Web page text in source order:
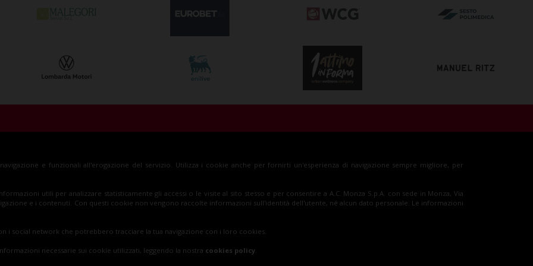
(MB)
e funzionali all'erogazione del servizio. Utilizza i cookie anche per fornirti un'esperienza di navigazione sempre migliore, per
utili per analizzare statisticamente gli accessi o le visite al sito stesso e per consentire a A.C. Monza S.p.A. con sede in Monza, Via
e i contenuti. Con questi cookie non vengono raccolte informazioni sull'identità dell'utente, né alcun dato personale. Le informazioni
i social network che potrebbero tracciare la tua navigazione con i loro cookies.
necessarie sui cookie utilizzati, leggendo la nostra cookies policy.